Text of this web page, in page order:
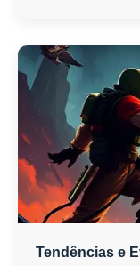
Tendências e